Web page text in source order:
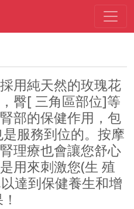
用純天然的玫瑰花
臀[ 三角區部位]等
部的保健作用，包
服務到位的。按摩
理療也會讓您舒心
用來刺激您(生 殖
達到保健養生和增